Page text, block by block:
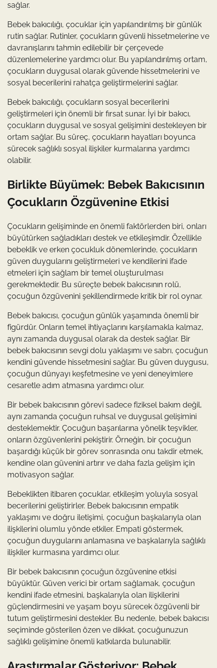
sağlar.
Bebek bakıcılığı, çocuklar için yapılandırılmış bir günlük
rutin sağlar. Rutinler, çocukların güvenli hissetmelerine ve
davranışlarını tahmin edilebilir bir çerçevede
düzenlemelerine yardımcı olur. Bu yapılandırılmış ortam,
çocukların duygusal olarak güvende hissetmelerini ve
sosyal becerilerini rahatça geliştirmelerini sağlar.
Bebek bakıcılığı, çocukların sosyal becerilerini
geliştirmeleri için önemli bir fırsat sunar. İyi bir bakıcı,
çocukların duygusal ve sosyal gelişimini destekleyen bir
ortam sağlar. Bu süreç, çocukların hayatları boyunca
sürecek sağlıklı sosyal ilişkiler kurmalarına yardımcı
olabilir.
Birlikte Büyümek: Bebek Bakıcısının
Çocukların Özgüvenine Etkisi
Çocukların gelişiminde en önemli faktörlerden biri, onları
büyütürken sağladıkları destek ve etkileşimdir. Özellikle
bebeklik ve erken çocukluk dönemlerinde, çocukların
güven duygularını geliştirmeleri ve kendilerini ifade
etmeleri için sağlam bir temel oluşturulması
gerekmektedir. Bu süreçte bebek bakıcısının rolü,
çocuğun özgüvenini şekillendirmede kritik bir rol oynar.
Bebek bakıcısı, çocuğun günlük yaşamında önemli bir
figürdür. Onların temel ihtiyaçlarını karşılamakla kalmaz,
aynı zamanda duygusal olarak da destek sağlar. Bir
bebek bakıcısının sevgi dolu yaklaşımı ve sabrı, çocuğun
kendini güvende hissetmesini sağlar. Bu güven duygusu,
çocuğun dünyayı keşfetmesine ve yeni deneyimlere
cesaretle adım atmasına yardımcı olur.
Bir bebek bakıcısının görevi sadece fiziksel bakım değil,
aynı zamanda çocuğun ruhsal ve duygusal gelişimini
desteklemektir. Çocuğun başarılarına yönelik teşvikler,
onların özgüvenlerini pekiştirir. Örneğin, bir çocuğun
başardığı küçük bir görev sonrasında onu takdir etmek,
kendine olan güvenini artırır ve daha fazla gelişim için
motivasyon sağlar.
Bebeklikten itibaren çocuklar, etkileşim yoluyla sosyal
becerilerini geliştirirler. Bebek bakıcısının empatik
yaklaşımı ve doğru iletişimi, çocuğun başkalarıyla olan
ilişkilerini olumlu yönde etkiler. Empati göstermek,
çocuğun duygularını anlamasına ve başkalarıyla sağlıklı
ilişkiler kurmasına yardımcı olur.
Bir bebek bakıcısının çocuğun özgüvenine etkisi
büyüktür. Güven verici bir ortam sağlamak, çocuğun
kendini ifade etmesini, başkalarıyla olan ilişkilerini
güçlendirmesini ve yaşam boyu sürecek özgüvenli bir
tutum geliştirmesini destekler. Bu nedenle, bebek bakıcısı
seçiminde gösterilen özen ve dikkat, çocuğunuzun
sağlıklı gelişimine önemli katkılarda bulunabilir.